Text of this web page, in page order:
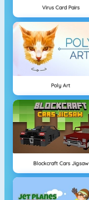
Virus Card Pairs
Poly Art
Blockcraft Cars Jigsaw